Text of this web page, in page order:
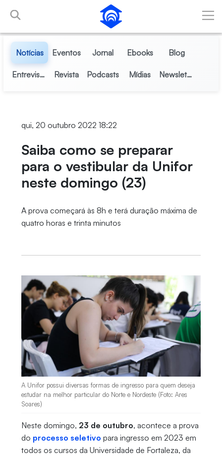
Pular para o Conteúdo principal
Notícias Eventos Jornal Ebooks Blog
Entrevistas Revista Podcasts Mídias Newsletter
qui, 20 outubro 2022 18:22
Saiba como se preparar
para o vestibular da Unifor
neste domingo (23)
A prova começará às 8h e terá duração máxima de
quatro horas e trinta minutos
A Unifor possui diversas formas de ingresso para quem deseja
estudar na melhor particular do Norte e Nordeste (Foto: Ares
Soares)
Neste domingo, 23 de outubro, acontece a prova
do processo seletivo para ingresso em 2023 em
todos os cursos da Universidade de Fortaleza, da